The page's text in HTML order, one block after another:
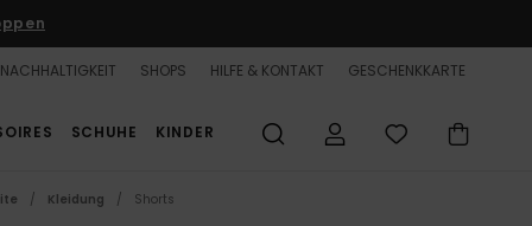
NACHHALTIGKEIT SHOPS HILFE & KONTAKT GESCHENKKARTE
SCHUHE KINDER
Kleidung Shorts